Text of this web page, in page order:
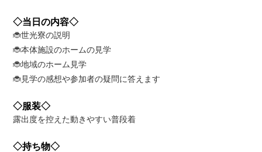
◇当日の内容◇
🐞世光寮の説明
🐞本体施設のホームの見学
🐞地域のホーム見学
🐞見学の感想や参加者の疑問に答えます
◇服装◇
露出度を控えた動きやすい普段着
◇持ち物◇